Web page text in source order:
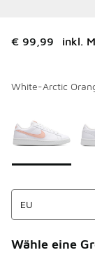
€ 99,99 inkl.
White-Arctic
Wähle eine